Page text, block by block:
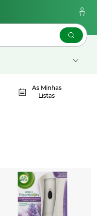
As Minhas
Listas